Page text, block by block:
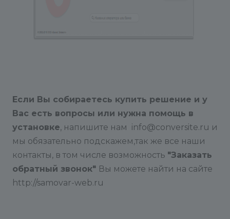
Если Вы собираетесь купить решение и у
Вас есть вопросы или нужна помощь в
установке, напишите нам info@conversite.ru и
мы обязательно подскажем,так же все наши
контакты, в том числе возможность "Заказать
обратный звонок" Вы можете найти на сайте
http://samovar-web.ru